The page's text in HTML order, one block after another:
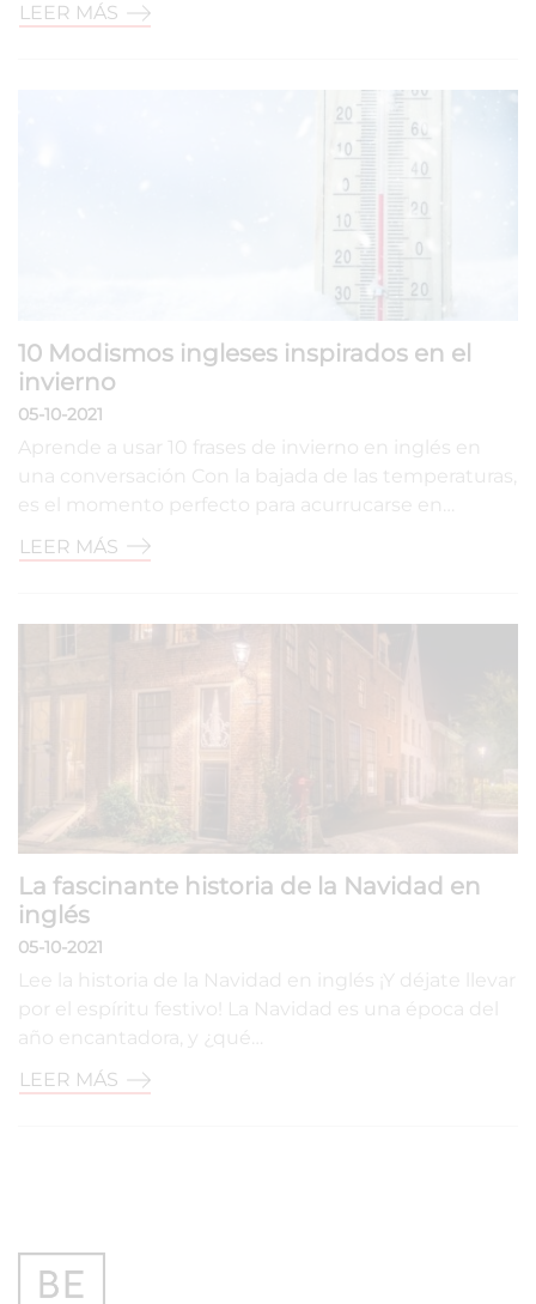
LEER MÁS
10 Modismos ingleses inspirados en el
invierno
05-10-2021
Aprende a usar 10 frases de invierno en inglés en
una conversación Con la bajada de las temperaturas,
es el momento perfecto para acurrucarse en…
LEER MÁS
La fascinante historia de la Navidad en
inglés
05-10-2021
Lee la historia de la Navidad en inglés ¡Y déjate llevar
por el espíritu festivo! La Navidad es una época del
año encantadora, y ¿qué…
LEER MÁS